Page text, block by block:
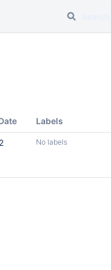
Labels
No labels